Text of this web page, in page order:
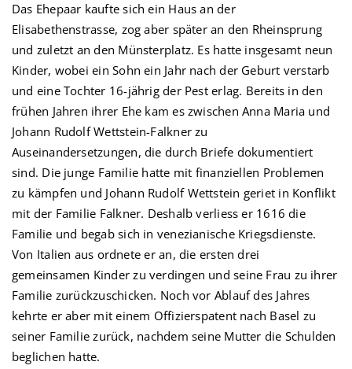
Das Ehepaar kaufte sich ein Haus an der
Elisabethenstrasse, zog aber später an den Rheinsprung
und zuletzt an den Münsterplatz. Es hatte insgesamt neun
Kinder, wobei ein Sohn ein Jahr nach der Geburt verstarb
und eine Tochter 16-jährig der Pest erlag. Bereits in den
frühen Jahren ihrer Ehe kam es zwischen Anna Maria und
Johann Rudolf Wettstein-Falkner zu
Auseinandersetzungen, die durch Briefe dokumentiert
sind. Die junge Familie hatte mit finanziellen Problemen
zu kämpfen und Johann Rudolf Wettstein geriet in Konflikt
mit der Familie Falkner. Deshalb verliess er 1616 die
Familie und begab sich in venezianische Kriegsdienste.
Von Italien aus ordnete er an, die ersten drei
gemeinsamen Kinder zu verdingen und seine Frau zu ihrer
Familie zurückzuschicken. Noch vor Ablauf des Jahres
kehrte er aber mit einem Offizierspatent nach Basel zu
seiner Familie zurück, nachdem seine Mutter die Schulden
beglichen hatte.